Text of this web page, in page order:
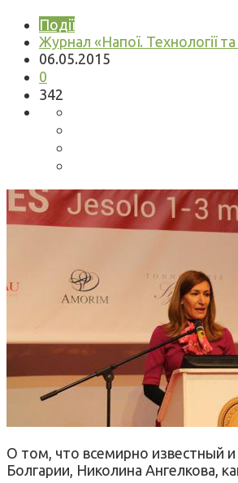
Події
Журнал «Напої. Технології та
06.05.2015
0
342
О том, что всемирно известный
Болгарии, Николина Aнгелкова,